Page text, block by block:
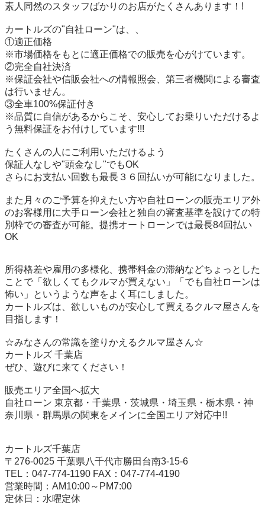
素人同然のスタッフばかりのお店がたくさんあります！!
カートルズの"自社ローン"は、、
①適正価格
※市場価格をもとに適正価格での販売を心がけています。
②完全自社決済
※保証会社や信販会社への情報照会、第三者機関による審査
は行いません。
③全車100%保証付き
※品質に自信があるからこそ、安心してお乗りいただけるよ
う無料保証をお付けしています!!!
たくさんの人にご利用いただけるよう
保証人なしや"頭金なし"でもOK
さらにお支払い回数も最長３６回払いが可能になりました。
また月々のご予算を抑えたい方や自社ローンの販売エリア外
のお客様用に大手ローン会社と独自の審査基準を設けての特
別枠での審査が可能。提携オートローンでは最長84回払い
OK
所得格差や雇用の多様化、携帯料金の滞納などちょっとした
ことで「欲しくてもクルマが買えない」「でも自社ローンは
怖い」というような声をよく耳にしました。
カートルズは、欲しいものが安心して買えるクルマ屋さんを
目指します！
☆みなさんの常識を塗りかえるクルマ屋さん☆
カートルズ 千葉店
ぜひ、遊びに来てください！
販売エリア全国へ拡大
自社ローン 東京都・千葉県・茨城県・埼玉県・栃木県・神
奈川県・群馬県の関東をメインに全国エリア対応中!!
カートルズ千葉店
〒276-0025 千葉県八千代市勝田台南3-15-6
TEL：047-774-1190 FAX：047-774-4190
営業時間：AM10:00～PM7:00